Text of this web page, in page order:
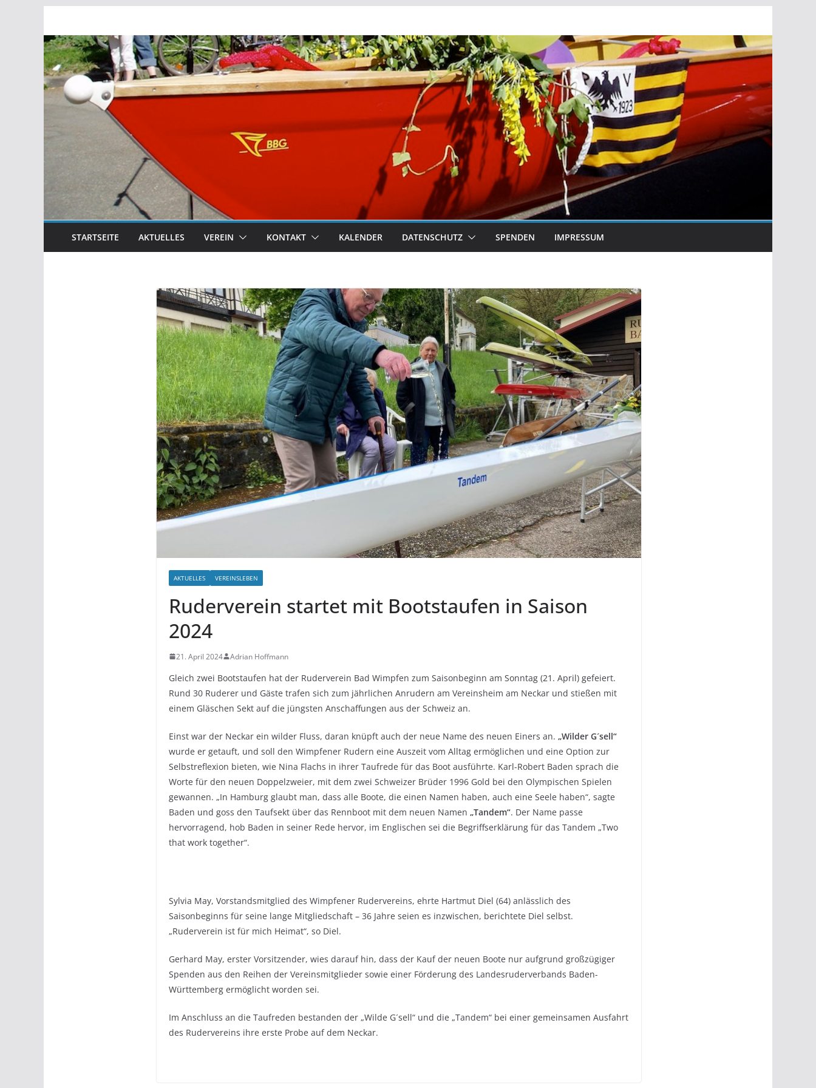
springen
STARTSEITE AKTUELLES VEREIN KONTAKT KALENDER DATENSCHUTZ SPENDEN IMPRESSUM
AKTUELLES VEREINSLEBEN
Ruderverein startet mit Bootstaufen in Saison
2024
21. April 2024 Adrian Hoffmann
Gleich zwei Bootstaufen hat der Ruderverein Bad Wimpfen zum Saisonbeginn am Sonntag (21. April) gefeiert.
Rund 30 Ruderer und Gäste trafen sich zum jährlichen Anrudern am Vereinsheim am Neckar und stießen mit
einem Gläschen Sekt auf die jüngsten Anschaffungen aus der Schweiz an.
Einst war der Neckar ein wilder Fluss, daran knüpft auch der neue Name des neuen Einers an. „Wilder G´sell“
wurde er getauft, und soll den Wimpfener Rudern eine Auszeit vom Alltag ermöglichen und eine Option zur
Selbstreflexion bieten, wie Nina Flachs in ihrer Taufrede für das Boot ausführte. Karl-Robert Baden sprach die
Worte für den neuen Doppelzweier, mit dem zwei Schweizer Brüder 1996 Gold bei den Olympischen Spielen
gewannen. „In Hamburg glaubt man, dass alle Boote, die einen Namen haben, auch eine Seele haben“, sagte
Baden und goss den Taufsekt über das Rennboot mit dem neuen Namen „Tandem“. Der Name passe
hervorragend, hob Baden in seiner Rede hervor, im Englischen sei die Begriffserklärung für das Tandem „Two
that work together“.
Sylvia May, Vorstandsmitglied des Wimpfener Rudervereins, ehrte Hartmut Diel (64) anlässlich des
Saisonbeginns für seine lange Mitgliedschaft – 36 Jahre seien es inzwischen, berichtete Diel selbst.
„Ruderverein ist für mich Heimat“, so Diel.
Gerhard May, erster Vorsitzender, wies darauf hin, dass der Kauf der neuen Boote nur aufgrund großzügiger
Spenden aus den Reihen der Vereinsmitglieder sowie einer Förderung des Landesruderverbands Baden-
Württemberg ermöglicht worden sei.
Im Anschluss an die Taufreden bestanden der „Wilde G´sell“ und die „Tandem“ bei einer gemeinsamen Ausfahrt
des Rudervereins ihre erste Probe auf dem Neckar.